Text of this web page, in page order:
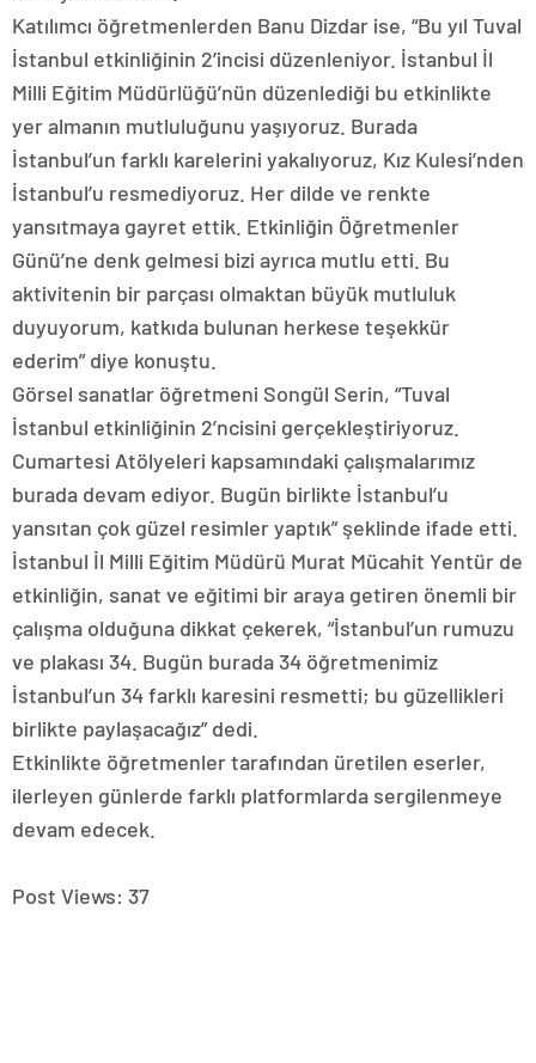
Katılımcı öğretmenlerden Banu Dizdar ise, “Bu yıl Tuval
İstanbul etkinliğinin 2’incisi düzenleniyor. İstanbul İl
Milli Eğitim Müdürlüğü’nün düzenlediği bu etkinlikte
yer almanın mutluluğunu yaşıyoruz. Burada
İstanbul’un farklı karelerini yakalıyoruz, Kız Kulesi’nden
İstanbul’u resmediyoruz. Her dilde ve renkte
yansıtmaya gayret ettik. Etkinliğin Öğretmenler
Günü’ne denk gelmesi bizi ayrıca mutlu etti. Bu
aktivitenin bir parçası olmaktan büyük mutluluk
duyuyorum, katkıda bulunan herkese teşekkür
ederim” diye konuştu.
Görsel sanatlar öğretmeni Songül Serin, “Tuval
İstanbul etkinliğinin 2’ncisini gerçekleştiriyoruz.
Cumartesi Atölyeleri kapsamındaki çalışmalarımız
burada devam ediyor. Bugün birlikte İstanbul’u
yansıtan çok güzel resimler yaptık” şeklinde ifade etti.
İstanbul İl Milli Eğitim Müdürü Murat Mücahit Yentür de
etkinliğin, sanat ve eğitimi bir araya getiren önemli bir
çalışma olduğuna dikkat çekerek, “İstanbul’un rumuzu
ve plakası 34. Bugün burada 34 öğretmenimiz
İstanbul’un 34 farklı karesini resmetti; bu güzellikleri
birlikte paylaşacağız” dedi.
Etkinlikte öğretmenler tarafından üretilen eserler,
ilerleyen günlerde farklı platformlarda sergilenmeye
devam edecek.
Post Views: 37